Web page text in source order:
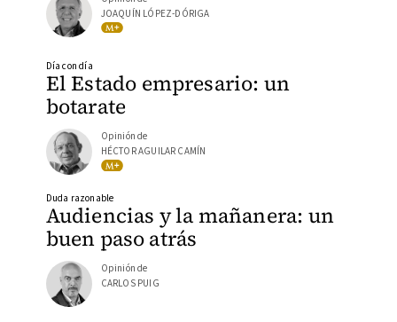
JOAQUÍN LÓPEZ-DÓRIGA
El Estado empresario: un
botarate
Día con día
Opinión de
HÉCTOR AGUILAR CAMÍN
Audiencias y la mañanera: un
buen paso atrás
Duda razonable
Opinión de
CARLOS PUIG